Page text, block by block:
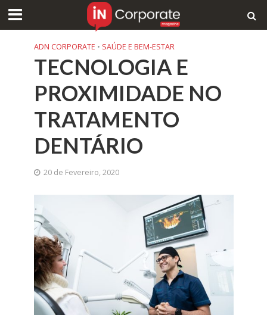
ADN CORPORATE • SAÚDE E BEM-ESTAR
TECNOLOGIA E
PROXIMIDADE NO
TRATAMENTO
DENTÁRIO
20 de Fevereiro, 2020